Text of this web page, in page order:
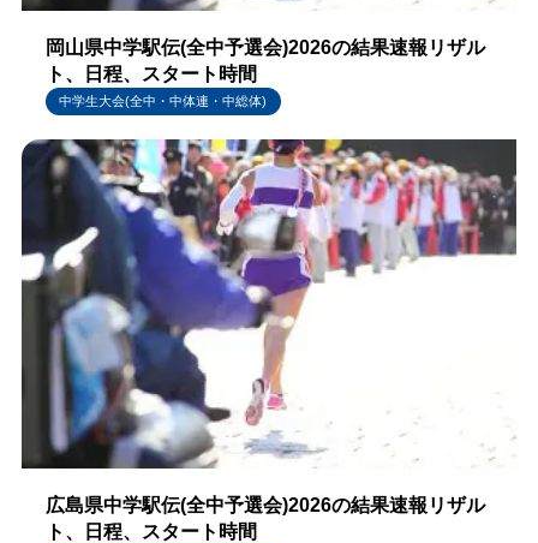
岡山県中学駅伝(全中予選会)2026の結果速報リザル
ト、日程、スタート時間
中学生大会(全中・中体連・中総体)
広島県中学駅伝(全中予選会)2026の結果速報リザル
ト、日程、スタート時間